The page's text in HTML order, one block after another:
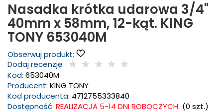
Nasadka krótka udarowa 3/4"
40mm x 58mm, 12-kąt. KING
TONY 653040M
Obserwuj produkt:
Dodaj recenzję:
Kod: 653040M
Producent: KING TONY
Kod producenta: 4712755333840
Dostępność: REALIZACJA 5-14 DNI ROBOCZYCH (0 szt.)